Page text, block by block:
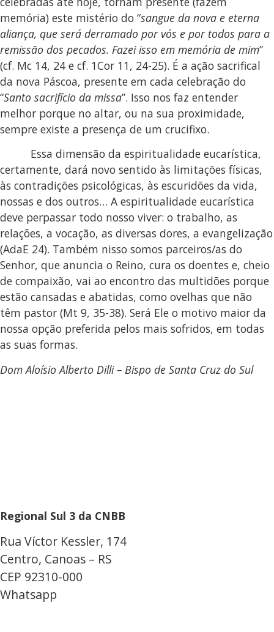
memória) este mistério do “sangue da nova e eterna
aliança, que será derramado por vós e por todos para a
remissão dos pecados. Fazei isso em memória de mim”
(cf. Mc 14, 24 e cf. 1Cor 11, 24-25). É a ação sacrifical
da nova Páscoa, presente em cada celebração do
“Santo sacrifício da missa”. Isso nos faz entender
melhor porque no altar, ou na sua proximidade,
sempre existe a presença de um crucifixo.
Essa dimensão da espiritualidade eucarística,
certamente, dará novo sentido às limitações físicas,
às contradições psicológicas, às escuridões da vida,
nossas e dos outros… A espiritualidade eucarística
deve perpassar todo nosso viver: o trabalho, as
relações, a vocação, as diversas dores, a evangelização
(AdaE 24). Também nisso somos parceiros/as do
Senhor, que anuncia o Reino, cura os doentes e, cheio
de compaixão, vai ao encontro das multidões porque
estão cansadas e abatidas, como ovelhas que não
têm pastor (Mt 9, 35-38). Será Ele o motivo maior da
nossa opção preferida pelos mais sofridos, em todas
as suas formas.
Dom Aloísio Alberto Dilli – Bispo de Santa Cruz do Sul
Regional Sul 3 da CNBB
Rua Víctor Kessler, 174
Centro, Canoas – RS
CEP 92310-000
Whatsapp